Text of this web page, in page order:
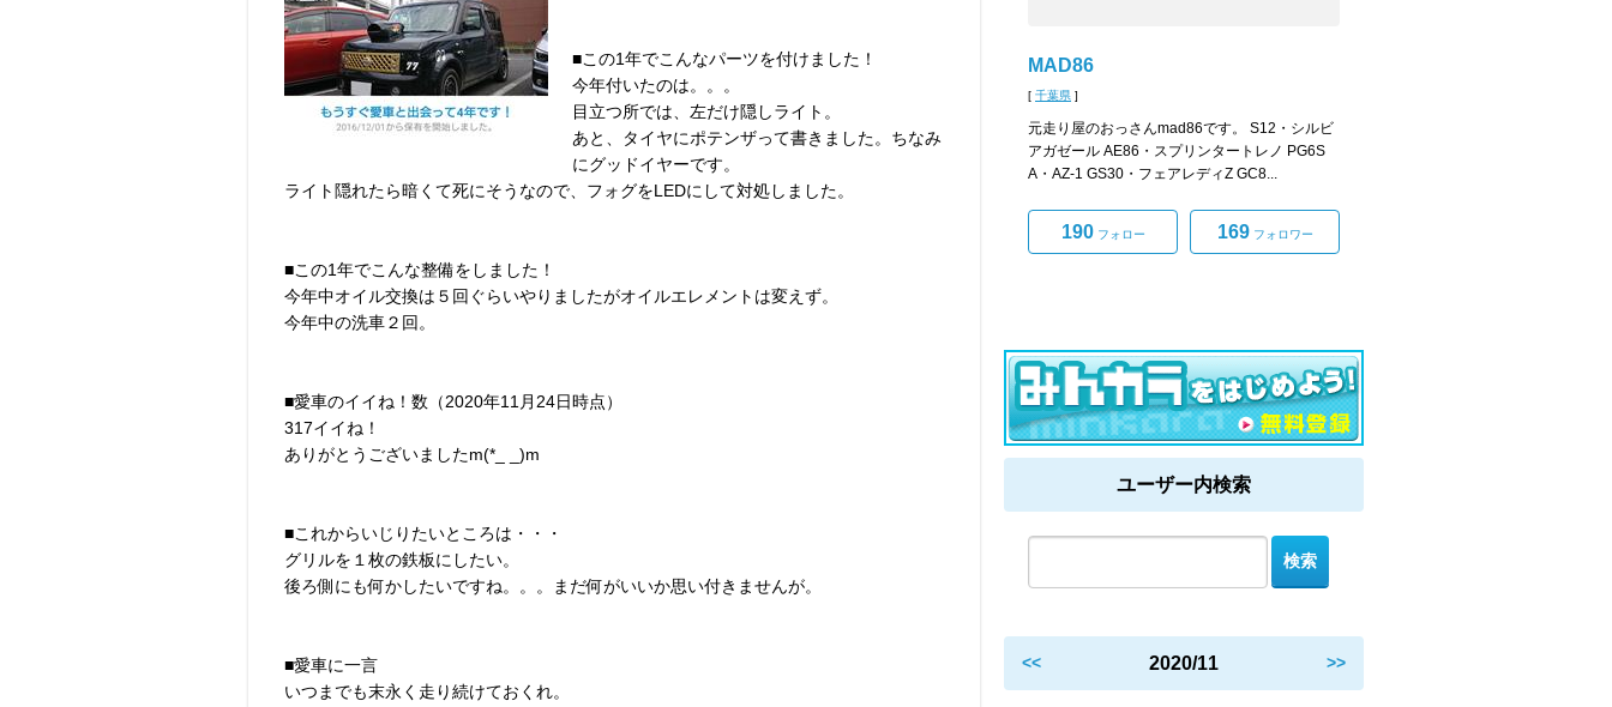
■この1年でこんなパーツを付けました！
今年付いたのは。。。
目立つ所では、左だけ隠しライト。
あと、タイヤにポテンザって書きました。ちなみ
にグッドイヤーです。
ライト隠れたら暗くて死にそうなので、フォグをLEDにして対処しました。
■この1年でこんな整備をしました！
今年中オイル交換は５回ぐらいやりましたがオイルエレメントは変えず。
今年中の洗車２回。
■愛車のイイね！数（2020年11月24日時点）
317イイね！
ありがとうございましたm(*_ _)m
■これからいじりたいところは・・・
グリルを１枚の鉄板にしたい。
後ろ側にも何かしたいですね。。。まだ何がいいか思い付きませんが。
■愛車に一言
いつまでも末永く走り続けておくれ。
MAD86
[ 千葉県 ]
元走り屋のおっさんmad86です。 S12・シルビ
アガゼール AE86・スプリンタートレノ PG6S
A・AZ-1 GS30・フェアレディZ GC8...
190フォロー 169フォロワー
ユーザー内検索
<< 2020/11 >>